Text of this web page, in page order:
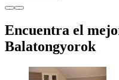
Encuentra el
Balatongyorok